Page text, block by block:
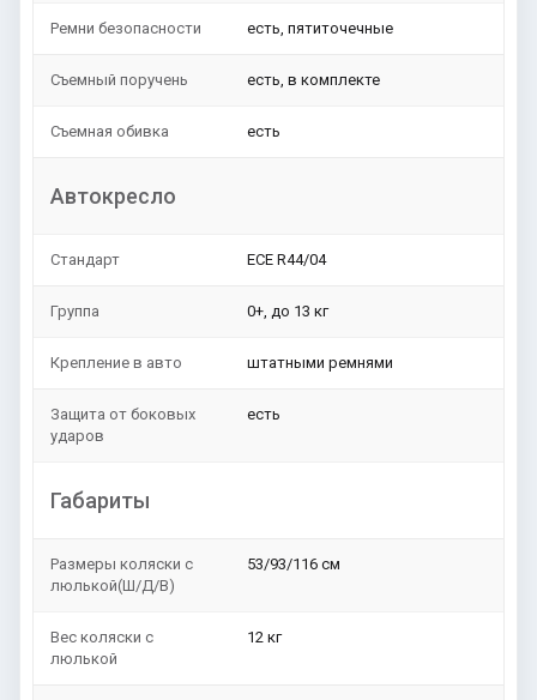
Ремни безопасности есть, пятиточечные
Съемный поручень есть, в комплекте
Съемная обивка есть
Автокресло
Стандарт ЕСЕ R44/04
Группа 0+, до 13 кг
Крепление в авто штатными ремнями
Защита от боковых
ударов
есть
Габариты
Размеры коляски с
люлькой(Ш/Д/В)
53/93/116 см
Вес коляски с
люлькой
12 кг